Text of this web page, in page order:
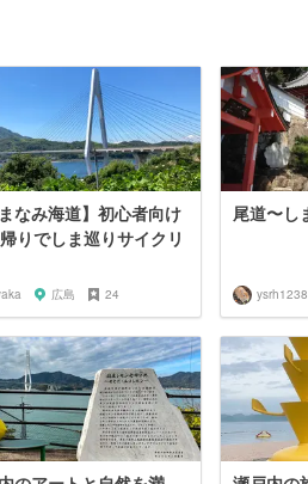
まなみ海道】初心者向け
りでしま巡りサイクリ
広島 24
尾道〜し
ysrh1238